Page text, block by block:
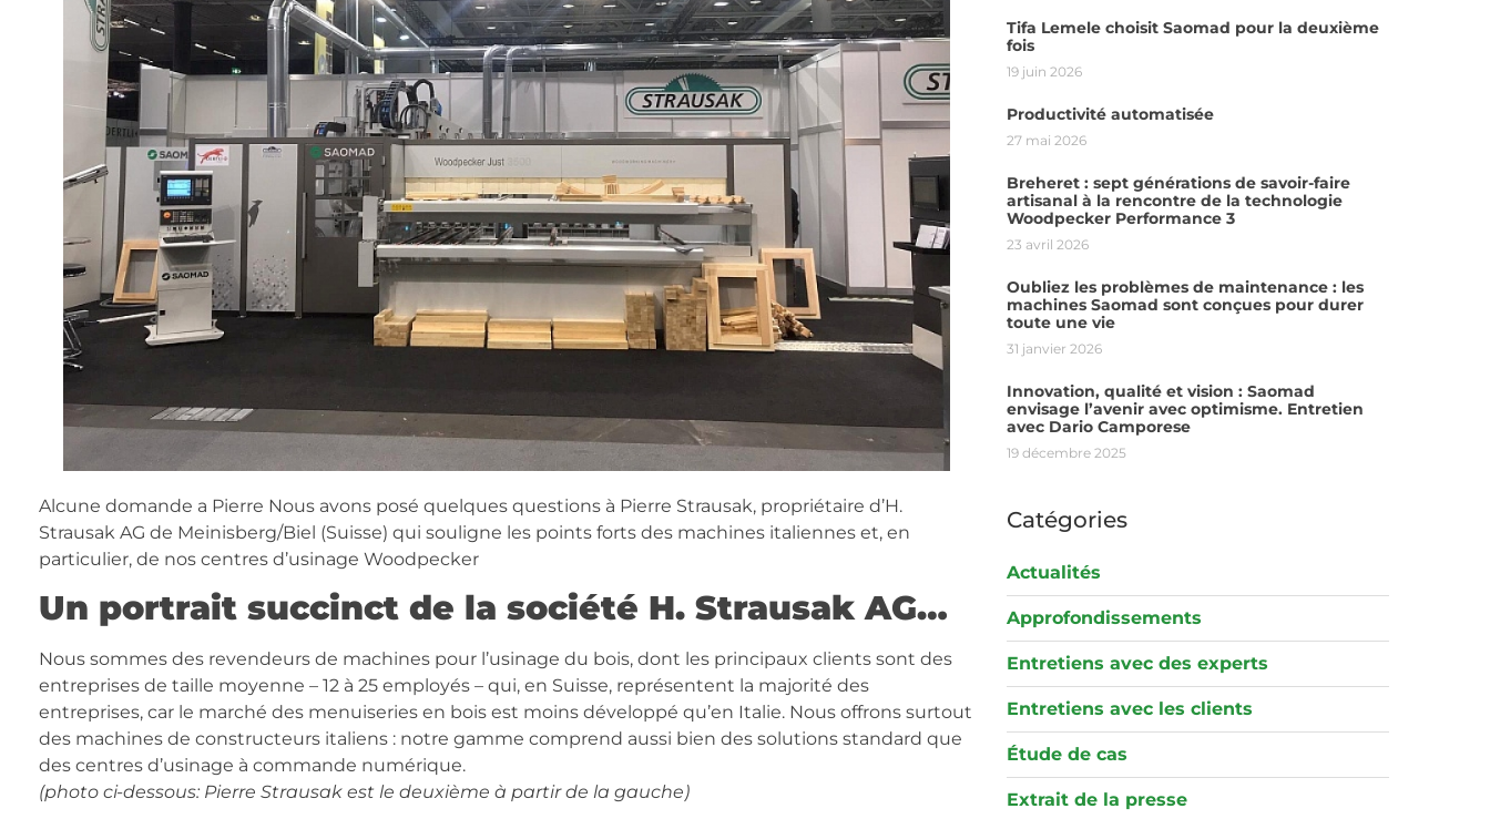
Alcune domande a Pierre Nous avons posé quelques questions à Pierre Strausak, propriétaire d’H.
Strausak AG de Meinisberg/Biel (Suisse) qui souligne les points forts des machines italiennes et, en
particulier, de nos centres d’usinage Woodpecker
Un portrait succinct de la société H. Strausak AG…
Nous sommes des revendeurs de machines pour l’usinage du bois, dont les principaux clients sont des
entreprises de taille moyenne – 12 à 25 employés – qui, en Suisse, représentent la majorité des
entreprises, car le marché des menuiseries en bois est moins développé qu’en Italie. Nous offrons surtout
des machines de constructeurs italiens : notre gamme comprend aussi bien des solutions standard que
des centres d’usinage à commande numérique.
(photo ci-dessous: Pierre Strausak est le deuxième à partir de la gauche)
Tifa Lemele choisit Saomad pour la deuxième
fois
19 juin 2026
Productivité automatisée
27 mai 2026
Breheret : sept générations de savoir-faire
artisanal à la rencontre de la technologie
Woodpecker Performance 3
23 avril 2026
Oubliez les problèmes de maintenance : les
machines Saomad sont conçues pour durer
toute une vie
31 janvier 2026
Innovation, qualité et vision : Saomad
envisage l’avenir avec optimisme. Entretien
avec Dario Camporese
19 décembre 2025
Catégories
Actualités
Approfondissements
Entretiens avec des experts
Entretiens avec les clients
Étude de cas
Extrait de la presse